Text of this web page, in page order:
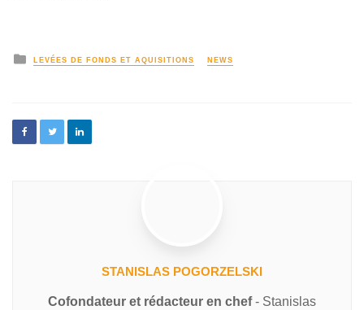
LEVÉES DE FONDS ET AQUISITIONS NEWS
STANISLAS POGORZELSKI
Cofondateur et rédacteur en chef- Stanislas